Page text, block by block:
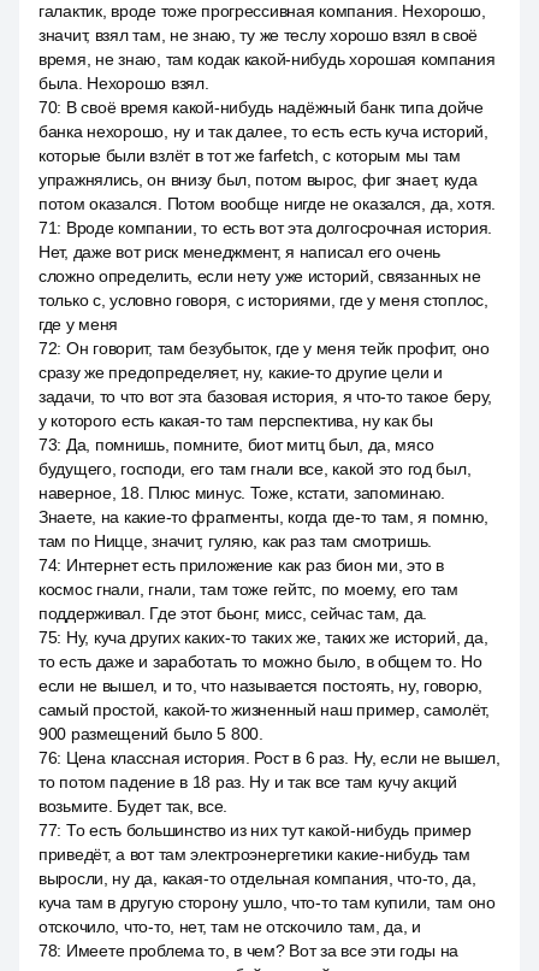
галактик, вроде тоже прогрессивная компания. Нехорошо,
значит, взял там, не знаю, ту же теслу хорошо взял в своё
время, не знаю, там кодак какой-нибудь хорошая компания
была. Нехорошо взял.
70: В своё время какой-нибудь надёжный банк типа дойче
банка нехорошо, ну и так далее, то есть есть куча историй,
которые были взлёт в тот же farfetch, с которым мы там
упражнялись, он внизу был, потом вырос, фиг знает, куда
потом оказался. Потом вообще нигде не оказался, да, хотя.
71: Вроде компании, то есть вот эта долгосрочная история.
Нет, даже вот риск менеджмент, я написал его очень
сложно определить, если нету уже историй, связанных не
только с, условно говоря, с историями, где у меня стоплос,
где у меня
72: Он говорит, там безубыток, где у меня тейк профит, оно
сразу же предопределяет, ну, какие-то другие цели и
задачи, то что вот эта базовая история, я что-то такое беру,
у которого есть какая-то там перспектива, ну как бы
73: Да, помнишь, помните, биот митц был, да, мясо
будущего, господи, его там гнали все, какой это год был,
наверное, 18. Плюс минус. Тоже, кстати, запоминаю.
Знаете, на какие-то фрагменты, когда где-то там, я помню,
там по Ницце, значит, гуляю, как раз там смотришь.
74: Интернет есть приложение как раз бион ми, это в
космос гнали, гнали, там тоже гейтс, по моему, его там
поддерживал. Где этот бьонг, мисс, сейчас там, да.
75: Ну, куча других каких-то таких же, таких же историй, да,
то есть даже и заработать то можно было, в общем то. Но
если не вышел, и то, что называется постоять, ну, говорю,
самый простой, какой-то жизненный наш пример, самолёт,
900 размещений было 5 800.
76: Цена классная история. Рост в 6 раз. Ну, если не вышел,
то потом падение в 18 раз. Ну и так все там кучу акций
возьмите. Будет так, все.
77: То есть большинство из них тут какой-нибудь пример
приведёт, а вот там электроэнергетики какие-нибудь там
выросли, ну да, какая-то отдельная компания, что-то, да,
куча там в другую сторону ушло, что-то там купили, там оно
отскочило, что-то, нет, там не отскочило там, да, и
78: Имеете проблема то, в чем? Вот за все эти годы на